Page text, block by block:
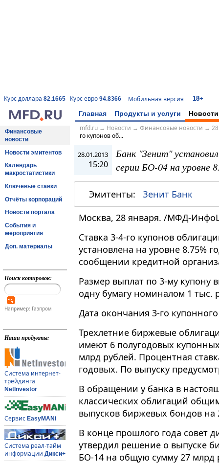
Курс доллара 82.1665 Курс евро 94.8366 Мобильная версия 18+
Главная Продукты и услуги Новости
Финансовые
новости
Новости эмитентов
Календарь
макростатистики
Ключевые ставки
Отчёты корпораций
Новости портала
События и
мероприятия
Доп. материалы
Поиск котировок:
Например: Газпром
Наши продукты:
Система интернет-
трейдинга
NetInvestor
Сервис EasyMANi
Система реал-тайм
информации Дикси+
mfd.ru→ Новости → Финансовые новости →
го купонов об...
28.01.2013
15:20
Банк "Зенит"
серии БО-04 на уровне
Эмитенты: Зенит Банк
Москва, 28 января. /МФД-
Ставка 3-4-го купонов
установлена на уровне 8.75%
сообщении кредитной
Размер выплат по 3-му купону
одну бумагу номиналом 1 тыс.
Дата окончания 3-го
Трехлетние биржевые
имеют 6 полугодовых
млрд рублей. Процентная
годовых. По выпуску
В обращении у банка в
классических облигаций
выпусков биржевых бондов на
В конце прошлого года совет
утвердил решение о выпуске
БО-14 на общую сумму 27 млрд